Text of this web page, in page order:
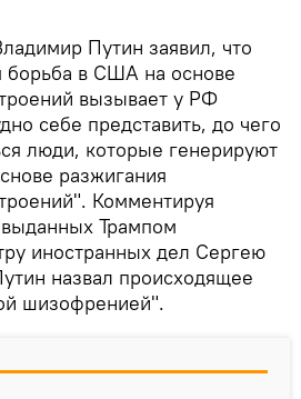
Путин заявил, что
борьба в США на основе
вызывает у РФ
себе представить, до чего
люди, которые генерируют
разжигания
Комментируя
Трампом
иностранных дел Сергею
назвал происходящее
шизофренией".